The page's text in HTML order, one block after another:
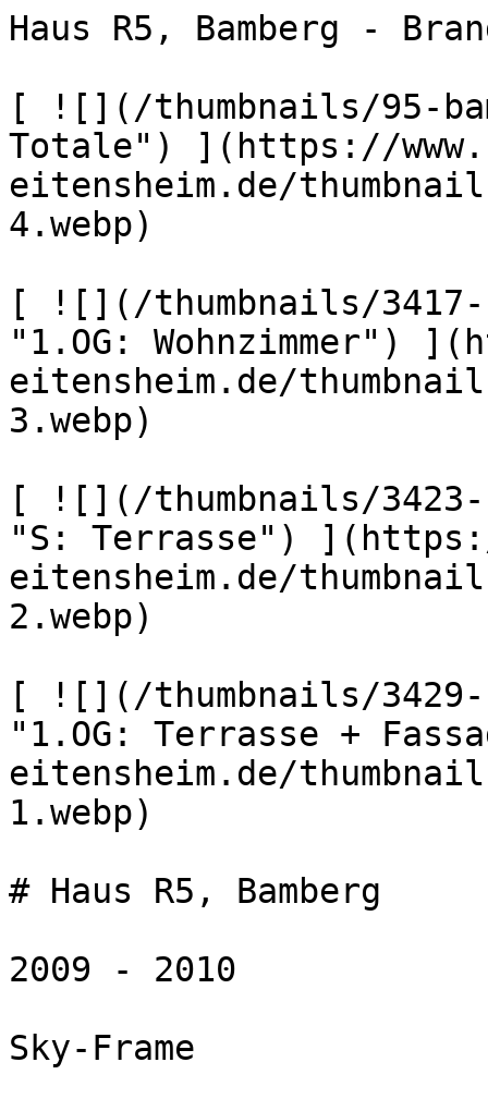
Haus R5, Bamberg -
[ ![](/thumbnails/95-
Totale") ](https://
eitensheim.de/
4.webp)
[ ![](/thumbnails/3417-
"1.OG: Wohnzimmer")
eitensheim.de/
3.webp)
[ ![](/thumbnails/3423-
"S: Terrasse")
eitensheim.de/
2.webp)
[ ![](/thumbnails/3429-
"1.OG: Terrasse +
eitensheim.de/
1.webp)
# Haus R5, Bamberg
2009 - 2010
Sky-Frame